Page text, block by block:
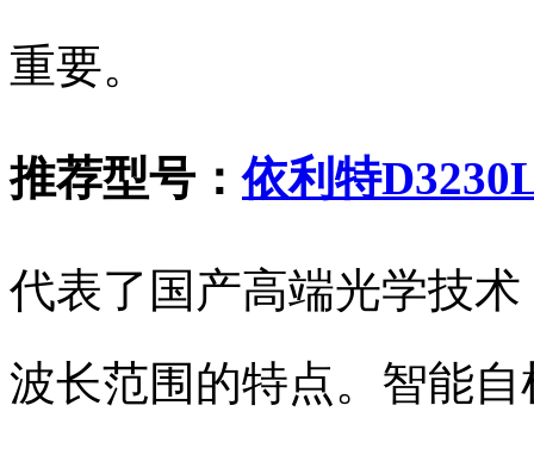
重要。
推荐型号：依利特
代表了国产高端光学技
波长范围的特点。智能